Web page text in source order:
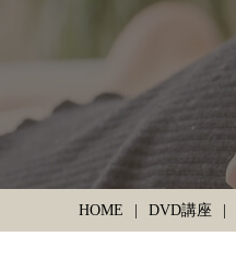
HOME DVD講座